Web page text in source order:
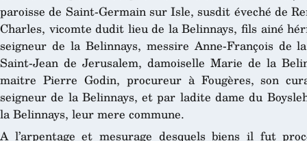
paroisse de Saint-Germain sur Isle, susdit éveché de
Charles, vicomte dudit lieu de la Belinnays, fils ainé
seigneur de la Belinnays, messire Anne-François de
Saint-Jean de Jerusalem, damoiselle Marie de la
maitre Pierre Godin, procureur à Fougères, son
seigneur de la Belinnays, et par ladite dame du
la Belinnays, leur mere commune.
A l’arpentage et mesurage desquels biens il fut